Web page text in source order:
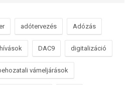
adótervezés Adózás
DAC9 digitalizáció
vámeljárások